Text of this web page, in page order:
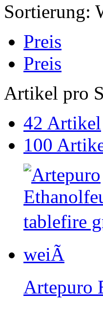
Sortierung:
Preis
Preis
Artikel pro
42 Artikel
100
Artepuro